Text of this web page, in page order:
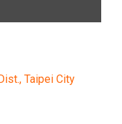
Taipei City